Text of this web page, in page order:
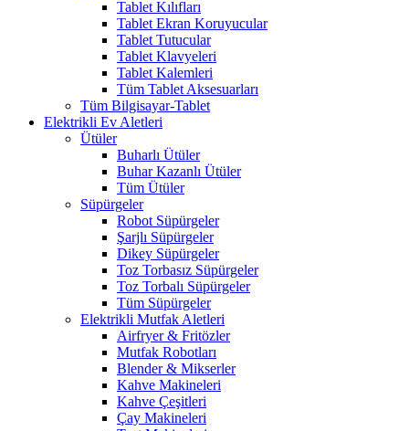
Tablet Kılıfları
Tablet Ekran Koruyucular
Tablet Tutucular
Tablet Klavyeleri
Tablet Kalemleri
Tüm Tablet Aksesuarları
Tüm Bilgisayar-Tablet
Elektrikli Ev Aletleri
Ütüler
Buharlı Ütüler
Buhar Kazanlı Ütüler
Tüm Ütüler
Süpürgeler
Robot Süpürgeler
Şarjlı Süpürgeler
Dikey Süpürgeler
Toz Torbasız Süpürgeler
Toz Torbalı Süpürgeler
Tüm Süpürgeler
Elektrikli Mutfak Aletleri
Airfryer & Fritözler
Mutfak Robotları
Blender & Mikserler
Kahve Makineleri
Kahve Çeşitleri
Çay Makineleri